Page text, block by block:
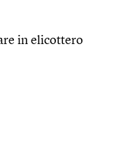
in elicottero